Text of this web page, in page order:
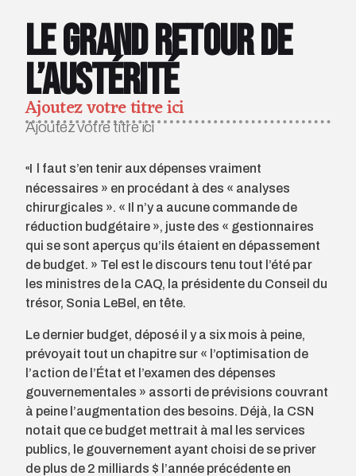
Le grand retour de
l’austérité
Ajoutez votre titre ici
Ajoutez votre titre ici
«Il faut s’en tenir aux dépenses vraiment
nécessaires » en procédant à des « analyses
chirurgicales ». « Il n’y a aucune com­mande de
réduction budgétaire », juste des « gestionnaires
qui se sont aperçus qu’ils étaient en dépassement
de budget. » Tel est le discours tenu tout l’été par
les ministres de la CAQ, la présidente du Conseil du
trésor, Sonia LeBel, en tête.
Le dernier budget, déposé il y a six mois à peine,
prévoyait tout un chapitre sur « l’optimisation de
l’action de l’État et l’examen des dépenses
gouvernementales » assorti de prévisions couvrant
à peine l’augmentation des besoins. Déjà, la CSN
notait que ce budget mettrait à mal les services
publics, le gouvernement ayant choisi de se priver
de plus de 2 milliards $ l’année précédente en